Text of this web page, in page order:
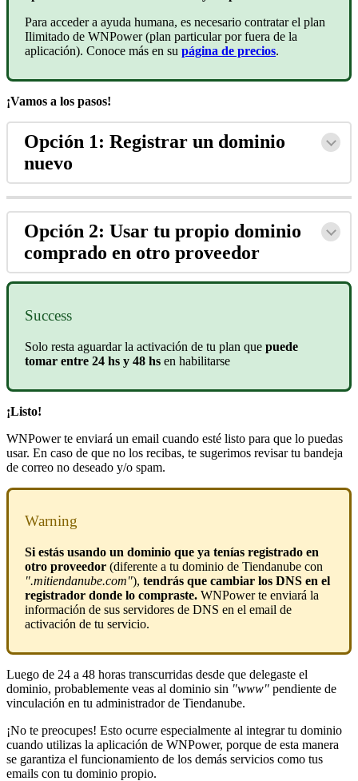
Para acceder a ayuda humana, es necesario contratar el plan
Ilimitado de WNPower (plan particular por fuera de la
aplicación). Conoce más en su página de precios.
¡Vamos a los pasos!
Opción 1: Registrar un dominio
nuevo
Opción 2: Usar tu propio dominio
comprado en otro proveedor
Success
Solo resta aguardar la activación de tu plan que puede
tomar entre 24 hs y 48 hs en habilitarse
¡Listo!
WNPower te enviará un email cuando esté listo para que lo puedas
usar. En caso de que no los recibas, te sugerimos revisar tu bandeja
de correo no deseado y/o spam.
Warning
Si estás usando un dominio que ya tenías registrado en
otro proveedor (diferente a tu dominio de Tiendanube con
".mitiendanube.com"), tendrás que cambiar los DNS en el
registrador donde lo compraste. WNPower te enviará la
información de sus servidores de DNS en el email de
activación de tu servicio.
Luego de 24 a 48 horas transcurridas desde que delegaste el
dominio, probablemente veas al dominio sin "www" pendiente de
vinculación en tu administrador de Tiendanube.
¡No te preocupes! Esto ocurre especialmente al integrar tu dominio
cuando utilizas la aplicación de WNPower, porque de esta manera
se garantiza el funcionamiento de los demás servicios como tus
emails con tu dominio propio.